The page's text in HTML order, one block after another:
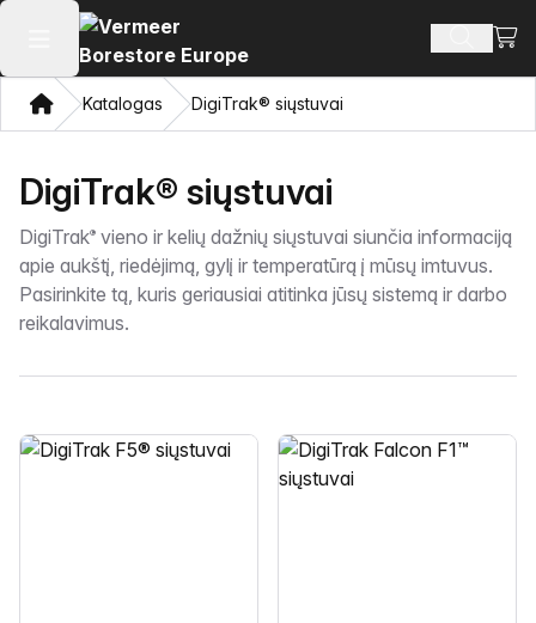
Atidaryti pagrindinį meniu Ieškoti
NamonKatalogas DigiTrak® siųstuvai
DigiTrak® siųstuvai
DigiTrak® vieno ir kelių dažnių siųstuvai siunčia informaciją
apie aukštį, riedėjimą, gylį ir temperatūrą į mūsų imtuvus.
Pasirinkite tą, kuris geriausiai atitinka jūsų sistemą ir darbo
reikalavimus.